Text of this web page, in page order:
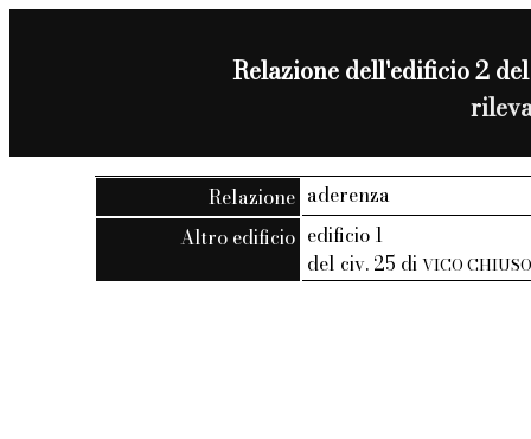
Relazione dell'edificio 2
Relazione aderenza
Altro edificio edificio 1
del civ. 25 diVICO